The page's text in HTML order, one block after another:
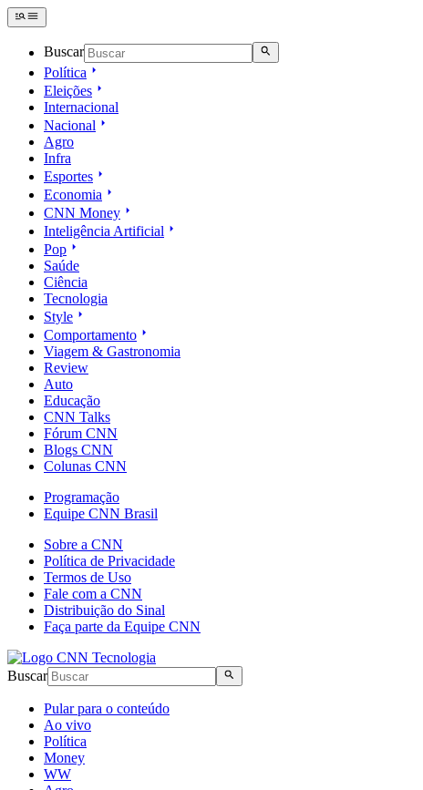
Buscar
Política
Eleições
Internacional
Nacional
Agro
Infra
Esportes
Economia
CNN Money
Inteligência Artificial
Pop
Saúde
Ciência
Tecnologia
Style
Comportamento
Viagem & Gastronomia
Review
Auto
Educação
CNN Talks
Fórum CNN
Blogs CNN
Colunas CNN
Programação
Equipe CNN Brasil
Sobre a CNN
Política de Privacidade
Termos de Uso
Fale com a CNN
Distribuição do Sinal
Faça parte da Equipe CNN
Buscar
Pular para o conteúdo
Ao vivo
Política
Money
WW